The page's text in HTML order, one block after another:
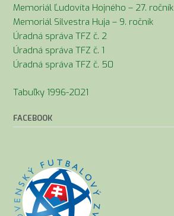
Memoriál Ľudovíta Hojného – 27. ročník
Memoriál Silvestra Huja – 9. ročník
Úradná správa TFZ č. 2
Úradná správa TFZ č. 1
Úradná správa TFZ č. 50
Tabuľky 1996-2021
FACEBOOK